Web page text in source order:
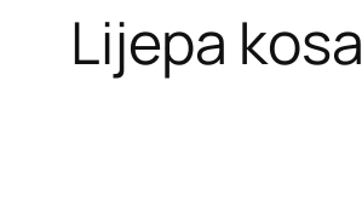
Lijepa kosa